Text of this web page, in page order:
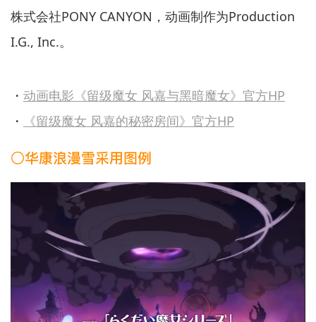
株式会社PONY CANYON，动画制作为Production
I.G., Inc.。
・ 动画电影《留级魔女 风嘉与黑暗魔女》官方HP
・
《留级魔女 风嘉的秘密房间》官方HP
○华康浪漫雪采用图例